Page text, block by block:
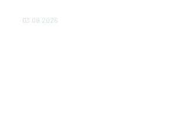
03.08.2026